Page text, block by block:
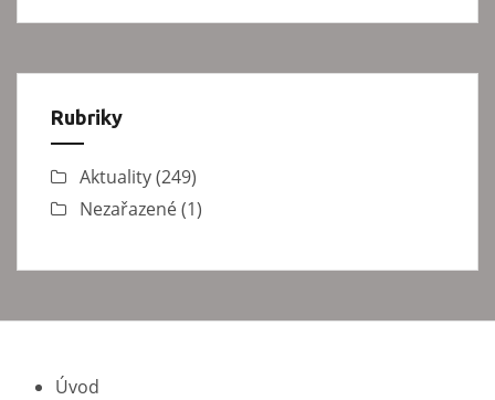
Rubriky
Aktuality(249)
Nezařazené(1)
Úvod